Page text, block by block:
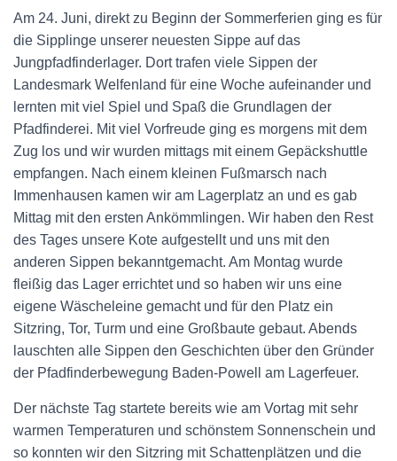
Am 24. Juni, direkt zu Beginn der Sommerferien ging es für
die Sipplinge unserer neuesten Sippe auf das
Jungpfadfinderlager. Dort trafen viele Sippen der
Landesmark Welfenland für eine Woche aufeinander und
lernten mit viel Spiel und Spaß die Grundlagen der
Pfadfinderei. Mit viel Vorfreude ging es morgens mit dem
Zug los und wir wurden mittags mit einem Gepäckshuttle
empfangen. Nach einem kleinen Fußmarsch nach
Immenhausen kamen wir am Lagerplatz an und es gab
Mittag mit den ersten Ankömmlingen. Wir haben den Rest
des Tages unsere Kote aufgestellt und uns mit den
anderen Sippen bekanntgemacht. Am Montag wurde
fleißig das Lager errichtet und so haben wir uns eine
eigene Wäscheleine gemacht und für den Platz ein
Sitzring, Tor, Turm und eine Großbaute gebaut. Abends
lauschten alle Sippen den Geschichten über den Gründer
der Pfadfinderbewegung Baden-Powell am Lagerfeuer.
Der nächste Tag startete bereits wie am Vortag mit sehr
warmen Temperaturen und schönstem Sonnenschein und
so konnten wir den Sitzring mit Schattenplätzen und die